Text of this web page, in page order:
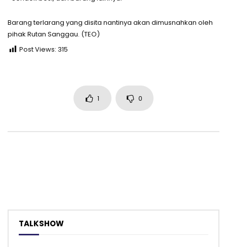
Barang terlarang yang disita nantinya akan dimusnahkan oleh
pihak Rutan Sanggau. (TEO)
Post Views: 315
1 0
TALKSHOW